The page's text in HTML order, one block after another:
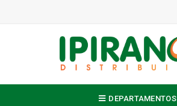
DEPARTAMENTOS